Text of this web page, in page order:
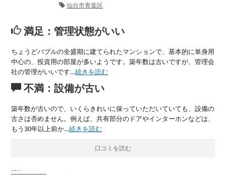
仙台市青葉区
満足：管理状態がいい
ちょうどバブルの全盛期に建てられたマンションで、基本的に単身用
中心の、投資用の部屋が多いようです。築年数は古いですが、管理会
社の管理がいいです…続きを読む
不満：設備が古い
築年数が古いので、いくらきれいに保っていただいていても、設備の
古さは否めません。例えば、共有部分のドアやインターホンなどは、
もう30年以上前か…続きを読む
口コミを読む